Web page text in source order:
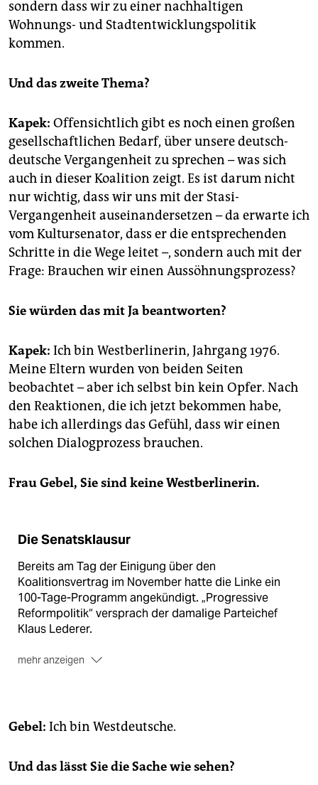
sondern dass wir zu einer nachhaltigen
Wohnungs- und Stadtentwicklungspolitik
kommen.
Und das zweite Thema?
Kapek: Offensichtlich gibt es noch einen großen
gesellschaftlichen Bedarf, über unsere deutsch-
deutsche Vergangenheit zu sprechen – was sich
auch in dieser Koalition zeigt. Es ist darum nicht
nur wichtig, dass wir uns mit der Stasi-
Vergangenheit auseinandersetzen – da erwarte ich
vom Kultursenator, dass er die entsprechenden
Schritte in die Wege leitet –, sondern auch mit der
Frage: Brauchen wir einen Aussöhnungsprozess?
Sie würden das mit Ja beantworten?
Kapek: Ich bin Westberlinerin, Jahrgang 1976.
Meine Eltern wurden von beiden Seiten
beobachtet – aber ich selbst bin kein Opfer. Nach
den Reaktionen, die ich jetzt bekommen habe,
habe ich allerdings das Gefühl, dass wir einen
solchen Dialogprozess brauchen.
Frau Gebel, Sie sind keine Westberlinerin.
Die Senatsklausur
Bereits am Tag der Einigung über den
Koalitionsvertrag im November hatte die Linke ein
100-Tage-Programm angekündigt. „Progressive
Reformpolitik“ versprach der damalige Parteichef
Klaus Lederer.
mehr anzeigen
vorgestellt werden, das deswegen eigentlich ein 130-
Gebel: Ich bin Westdeutsche.
Und das lässt Sie die Sache wie sehen?